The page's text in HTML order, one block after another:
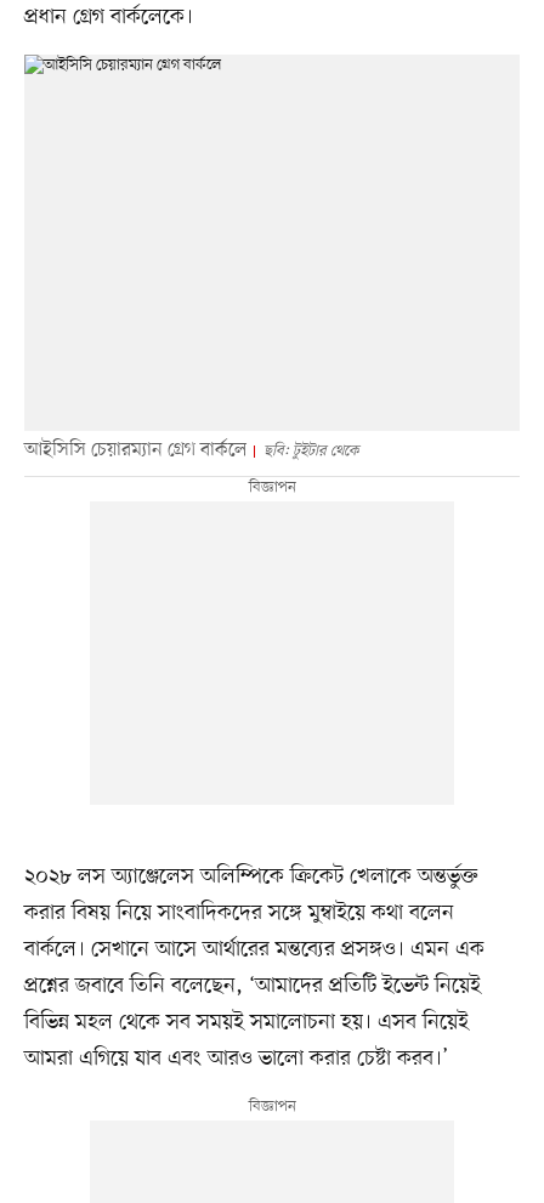
প্রধান গ্রেগ বার্কলেকে।
আইসিসি চেয়ারম্যান গ্রেগ বার্কলে ছবি: টুইটার থেকে
২০২৮ লস অ্যাঞ্জেলেস অলিম্পিকে ক্রিকেট খেলাকে অন্তর্ভুক্ত
করার বিষয় নিয়ে সাংবাদিকদের সঙ্গে মুম্বাইয়ে কথা বলেন
বার্কলে। সেখানে আসে আর্থারের মন্তব্যের প্রসঙ্গও। এমন এক
প্রশ্নের জবাবে তিনি বলেছেন, ‘আমাদের প্রতিটি ইভেন্ট নিয়েই
বিভিন্ন মহল থেকে সব সময়ই সমালোচনা হয়। এসব নিয়েই
আমরা এগিয়ে যাব এবং আরও ভালো করার চেষ্টা করব।’